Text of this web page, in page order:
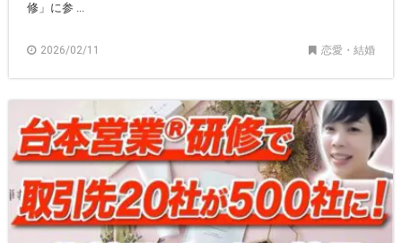
修」に参 ...
2026/02/11 恋愛・結婚